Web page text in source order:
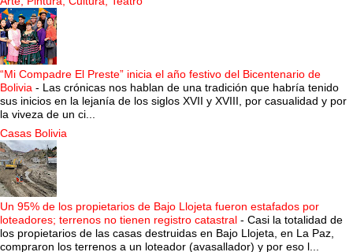
“Mi Compadre El Preste” inicia el año festivo del Bicentenario de
Bolivia - Las crónicas nos hablan de una tradición que habría tenido
sus inicios en la lejanía de los siglos XVII y XVIII, por casualidad y por
la viveza de un ci...
Casas Bolivia
Un 95% de los propietarios de Bajo Llojeta fueron estafados por
loteadores; terrenos no tienen registro catastral - Casi la totalidad de
los propietarios de las casas destruidas en Bajo Llojeta, en La Paz,
compraron los terrenos a un loteador (avasallador) y por eso l...